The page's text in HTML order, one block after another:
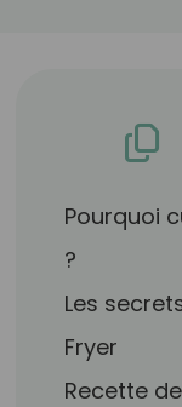
Pourquoi
?
Les
Fryer
Recette